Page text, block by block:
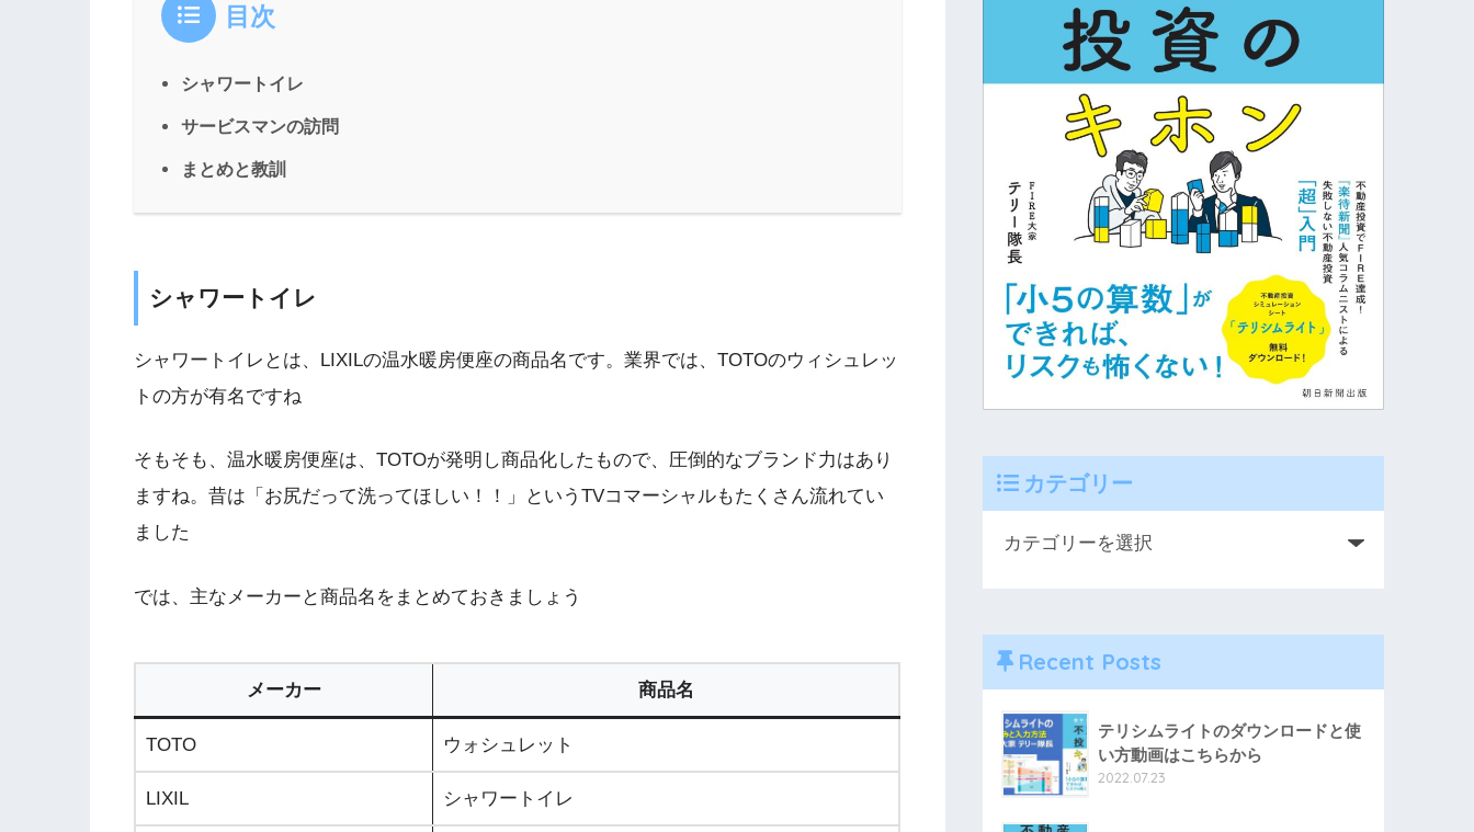
目次
シャワートイレ
サービスマンの訪問
まとめと教訓
シャワートイレ
シャワートイレとは、LIXILの温水暖房便座の商品名です。業界では、TOTOのウィシュレッ
トの方が有名ですね
そもそも、温水暖房便座は、TOTOが発明し商品化したもので、圧倒的なブランド力はあり
ますね。昔は「お尻だって洗ってほしい！！」というTVコマーシャルもたくさん流れてい
ました
では、主なメーカーと商品名をまとめておきましょう
メーカー 商品名
TOTO ウォシュレット
LIXIL シャワートイレ
カテゴリー
Recent Posts
テリシムライトのダウンロードと使
い方動画はこちらから
2022.07.23